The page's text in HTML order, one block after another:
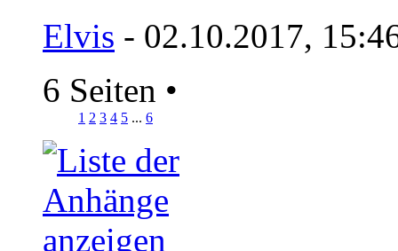
Elvis - 02.10.2017,
6 Seiten •
1 2 3 4 5 ... 6